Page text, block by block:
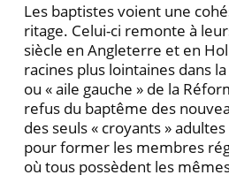
Les baptistes voient une
ritage. Celui-ci remonte à
siècle en Angleterre et en
racines plus lointaines dans
ou « aile gauche » de la
refus du baptême des
des seuls « croyants »
pour former les membres
où tous possèdent les